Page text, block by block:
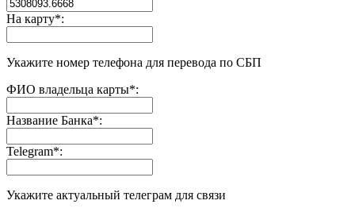
На карту*:
Укажите номер телефона для перевода по СБП
ФИО владельца карты*:
Название Банка*:
Telegram*:
Укажите актуальный телеграм для связи